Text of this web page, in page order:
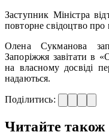
Заступник Міністра
повторне свідоцтво
Олена Сукманова
Запоріжжя завітати в
на власному досвіді
надаються.
Поділитись:
Читайте також